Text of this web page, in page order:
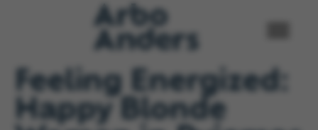
Feeling Energized:
Happy Blonde